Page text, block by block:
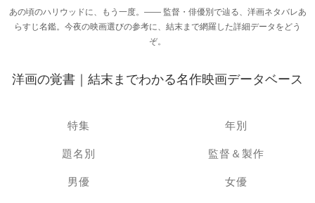
あの頃のハリウッドに、もう一度。―― 監督・俳優別で辿る、洋画ネタバレあ
らすじ名鑑。今夜の映画選びの参考に、結末まで網羅した詳細データをどう
ぞ。
洋画の覚書｜結末までわかる名作映画データベース
特集 年別
題名別 監督＆製作
男優 女優